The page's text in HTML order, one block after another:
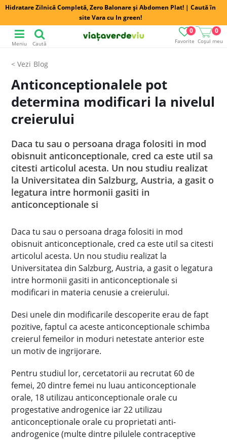
Hidratare Zilnică Completă, Zero Balonare și Abdomen Plat! | Caută în
site Vara cu In green!
Favorite
0
Coșul meu
0
Meniu Caută
Blog
Anticonceptionalele pot
determina modificari la nivelul
creierului
Daca tu sau o persoana draga folositi in mod
obisnuit anticonceptionale, cred ca este util sa
citesti articolul acesta. Un nou studiu realizat
la Universitatea din Salzburg, Austria, a gasit o
legatura intre hormonii gasiti in
anticonceptionale si
Daca tu sau o persoana draga folositi in mod
obisnuit anticonceptionale, cred ca este util sa citesti
articolul acesta. Un nou studiu realizat la
Universitatea din Salzburg, Austria, a gasit o legatura
intre hormonii gasiti in anticonceptionale si
modificari in materia cenusie a creierului.
Desi unele din modificarile descoperite erau de fapt
pozitive, faptul ca aceste anticonceptionale schimba
creierul femeilor in moduri netestate anterior este
un motiv de ingrijorare.
Pentru studiul lor, cercetatorii au recrutat 60 de
femei, 20 dintre femei nu luau anticonceptionale
orale, 18 utilizau anticonceptionale orale cu
progestative androgenice iar 22 utilizau
anticonceptionale orale cu proprietati anti-
androgenice (multe dintre pilulele contraceptive